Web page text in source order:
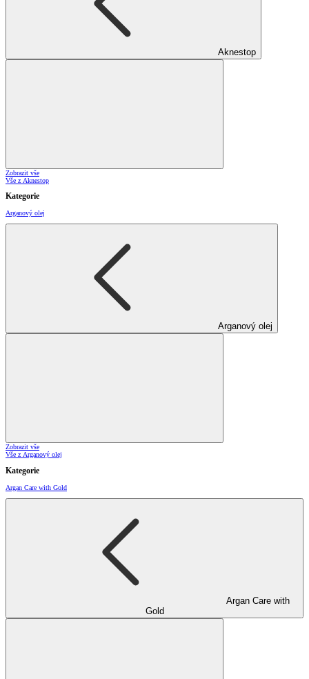
Aknestop
Zobrazit vše
Vše z Aknestop
Kategorie
Arganový olej
Arganový olej
Zobrazit vše
Vše z Arganový olej
Kategorie
Argan Care with Gold
Argan Care with
Gold